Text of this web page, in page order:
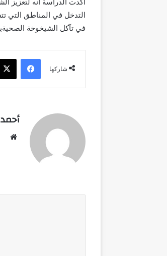
التدخل في المناطق التي
في تآكل الشيخوخة الصحية
شاركها